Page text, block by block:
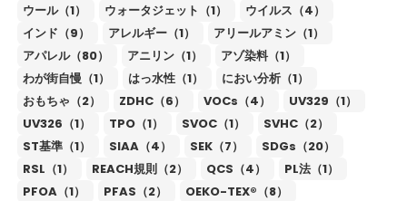
ウール（1）
ウォータジェット（1）
ウイルス（4）
インド（9）
アレルギー（1）
アリールアミン（1）
アパレル（80）
アニリン（1）
アゾ染料（1）
わが街自慢（1）
はっ水性（1）
におい分析（1）
おもちゃ（2）
ZDHC（6） VOCs（4）
UV329（1）
UV326（1）
TPO（1） SVOC（1）
SVHC（2）
ST基準（1）
SIAA（4） SEK（7）
SDGs（20）
RSL（1）
REACH規則（2） QCS（4）
PL法（1）
PFOA（1）
PFAS（2）
OEKO-TEX®（8）